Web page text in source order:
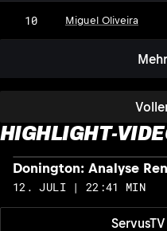
10 Miguel Oliveira
HIGHLIGHT-
Donington: Analyse
12. JULI | 22:41 MIN